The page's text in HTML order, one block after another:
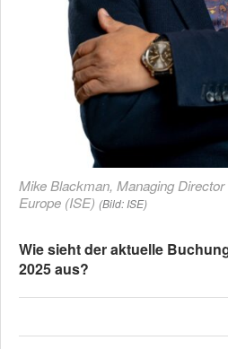
Mike Blackman, Managing
Europe (ISE) (Bild: ISE)
Wie sieht der aktuelle
2025 aus?